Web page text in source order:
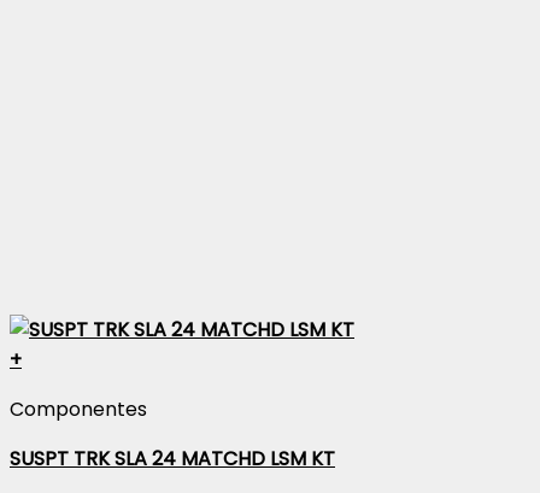
+
Componentes
SUSPT TRK SLA 24 MATCHD LSM KT